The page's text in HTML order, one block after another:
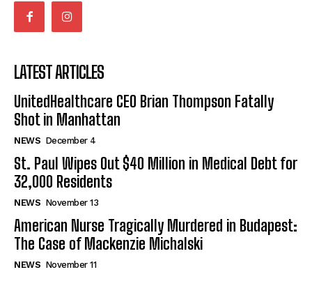
LATEST ARTICLES
UnitedHealthcare CEO Brian Thompson Fatally
Shot in Manhattan
NEWS December 4
St. Paul Wipes Out $40 Million in Medical Debt for
32,000 Residents
NEWS November 13
American Nurse Tragically Murdered in Budapest:
The Case of Mackenzie Michalski
NEWS November 11